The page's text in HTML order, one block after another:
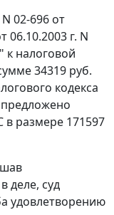
02-696 от
06.10.2003 г. N
налоговой
34319 руб.
кодекса
в размере 171597
деле, суд
удовлетворению